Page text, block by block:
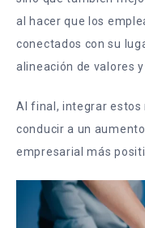
al hacer que los
conectados con su
alineación de valores
Al final, integrar estos
conducir a un
empresarial más